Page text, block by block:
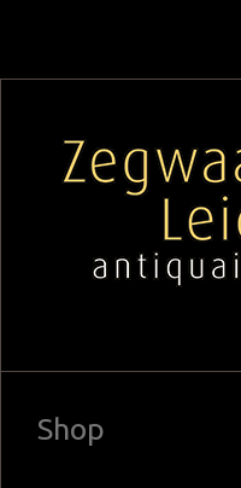
Shop